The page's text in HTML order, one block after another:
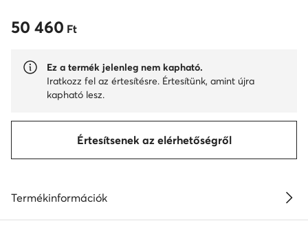
50 460 Ft
50 460 Ft
Ez a termék jelenleg nem kapható.
Iratkozz fel az értesítésre. Értesítünk, amint újra
kapható lesz.
Értesítsenek az elérhetőségről
Termékinformációk